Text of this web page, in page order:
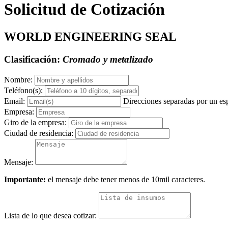
Solicitud de Cotización
WORLD ENGINEERING SEAL
Clasificación: Cromado y metalizado
Nombre:
Teléfono(s):
Email:
Direcciones separadas por un
Empresa:
Giro de la empresa:
Ciudad de residencia:
Mensaje:
Importante: el mensaje debe tener menos de 10mil caracteres.
Lista de lo que desea cotizar: